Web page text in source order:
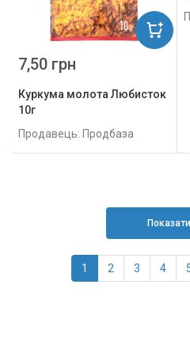
Куркума молота Любисток
10г
Продавець: Продбаза
7,50 грн
1 2 3 4